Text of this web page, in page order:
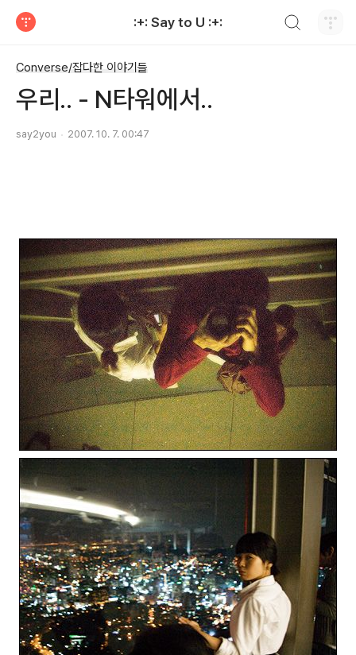
:+: Say to U :+:
Converse/잡다한 이야기들
우리.. - N타워에서..
say2you 2007. 10. 7. 00:47